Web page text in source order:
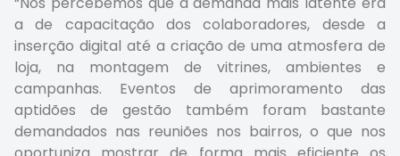
a de capacitação dos colaboradores, desde a
inserção digital até a criação de uma atmosfera de
loja, na montagem de vitrines, ambientes e
campanhas. Eventos de aprimoramento das
aptidões de gestão também foram bastante
demandados nas reuniões nos bairros, o que nos